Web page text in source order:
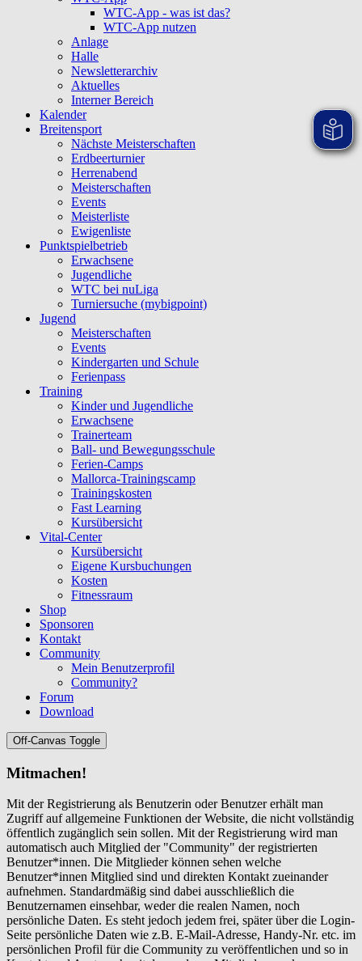
WTC-App - was ist das?
WTC-App nutzen
Anlage
Halle
Newsletterarchiv
Aktuelles
Interner Bereich
Kalender
Breitensport
Nächste Meisterschaften
Erdbeerturnier
Herrenabend
Meisterschaften
Events
Meisterliste
Ewigenliste
Punktspielbetrieb
Erwachsene
Jugendliche
WTC bei nuLiga
Turniersuche (mybigpoint)
Jugend
Meisterschaften
Events
Kindergarten und Schule
Ferienpass
Training
Kinder und Jugendliche
Erwachsene
Trainerteam
Ball- und Bewegungsschule
Ferien-Camps
Mallorca-Trainingscamp
Trainingskosten
Fast Learning
Kursübersicht
Vital-Center
Kursübersicht
Eigene Kursbuchungen
Kosten
Fitnessraum
Shop
Sponsoren
Kontakt
Community
Mein Benutzerprofil
Community?
Forum
Download
Off-Canvas Toggle
Mitmachen!
Mit der Registrierung als Benutzerin oder Benutzer erhält man
Zugriff auf allgemeine Funktionen der Website, die nicht vollständig
öffentlich zugänglich sein sollen. Mit der Registrierung wird man
automatisch auch Mitglied der "Community" der registrierten
Benutzer*innen. Die Mitglieder können sehen welche
Benutzer*innen Mitglied sind und direkten Kontakt zueinander
aufnehmen. Standardmäßig sind dabei ausschließlich die
Benutzernamen einsehbar, weder die realen Namen, noch
persönliche Daten. Es steht jedoch jedem frei, später über die Login-
Seite persönliche Daten wie z.B. E-Mail-Adresse, Handy-Nr. etc. im
persönlichen Profil für die Community zu veröffentlichen und so in